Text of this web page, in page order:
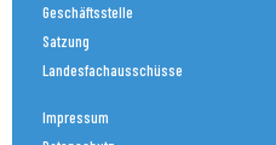
Geschäftsstelle
Satzung
Landesfachausschüsse
Impressum